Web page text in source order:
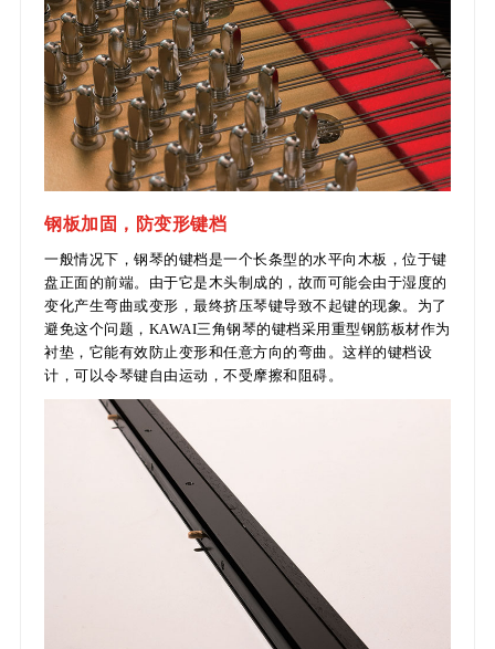
钢板加固，防变形键档
一般情况下，钢琴的键档是一个长条型的水平向木板，位于键
盘正面的前端。由于它是木头制成的，故而可能会由于湿度的
变化产生弯曲或变形，最终挤压琴键导致不起键的现象。为了
避免这个问题，KAWAI三角钢琴的键档采用重型钢筋板材作为
衬垫，它能有效防止变形和任意方向的弯曲。这样的键档设
计，可以令琴键自由运动，不受摩擦和阻碍。